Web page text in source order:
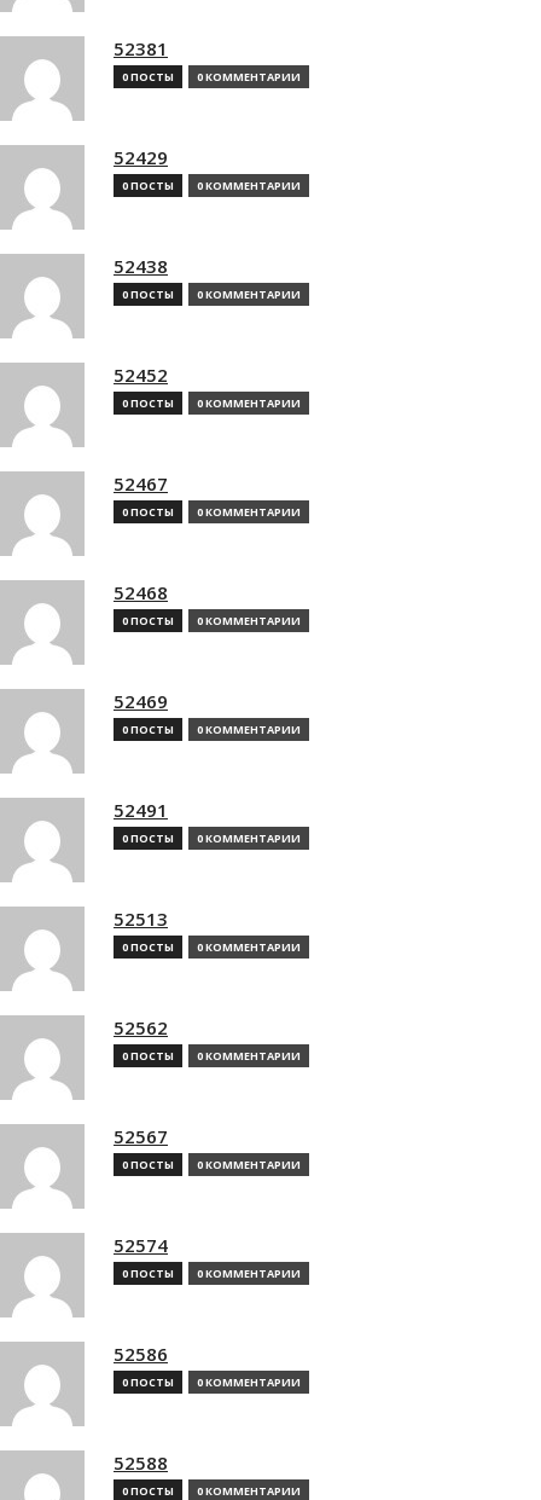
52381
0 ПОСТЫ 0 КОММЕНТАРИИ
52429
0 ПОСТЫ 0 КОММЕНТАРИИ
52438
0 ПОСТЫ 0 КОММЕНТАРИИ
52452
0 ПОСТЫ 0 КОММЕНТАРИИ
52467
0 ПОСТЫ 0 КОММЕНТАРИИ
52468
0 ПОСТЫ 0 КОММЕНТАРИИ
52469
0 ПОСТЫ 0 КОММЕНТАРИИ
52491
0 ПОСТЫ 0 КОММЕНТАРИИ
52513
0 ПОСТЫ 0 КОММЕНТАРИИ
52562
0 ПОСТЫ 0 КОММЕНТАРИИ
52567
0 ПОСТЫ 0 КОММЕНТАРИИ
52574
0 ПОСТЫ 0 КОММЕНТАРИИ
52586
0 ПОСТЫ 0 КОММЕНТАРИИ
52588
0 ПОСТЫ 0 КОММЕНТАРИИ